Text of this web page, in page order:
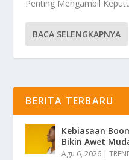
Penting Mengambil
BACA SELENGKAPNYA
BERITA TERBARU
Kebiasaan
Bikin Awet
Agu 6, 2026 |